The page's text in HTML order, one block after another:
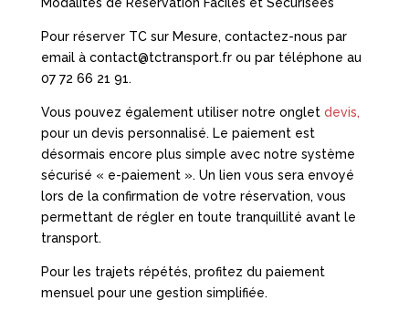
Modalités de Réservation Faciles et Sécurisées
Pour réserver TC sur Mesure, contactez-nous par
email à contact@tctransport.fr ou par téléphone au
07 72 66 21 91.
Vous pouvez également utiliser notre onglet devis,
pour un devis personnalisé. Le paiement est
désormais encore plus simple avec notre système
sécurisé « e-paiement ». Un lien vous sera envoyé
lors de la confirmation de votre réservation, vous
permettant de régler en toute tranquillité avant le
transport.
Pour les trajets répétés, profitez du paiement
mensuel pour une gestion simplifiée.